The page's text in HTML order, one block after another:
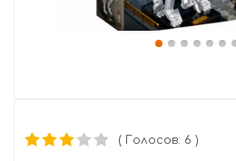
( Голосов: 6 )